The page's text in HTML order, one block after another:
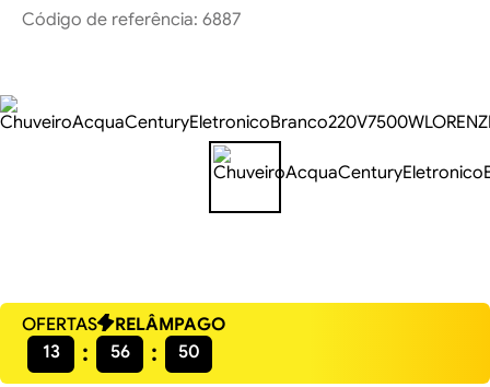
Código de referência: 6887
OFERTAS
RELÂMPAGO
13
56 49